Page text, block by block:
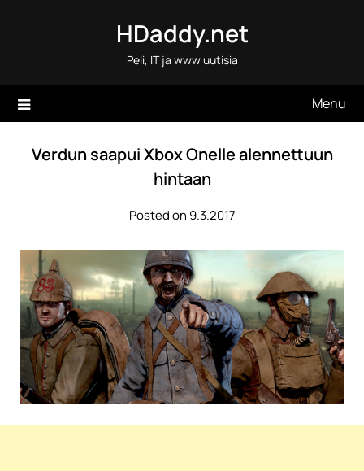
HDaddy.net
Peli, IT ja www uutisia
Menu
Verdun saapui Xbox Onelle alennettuun
hintaan
Posted on 9.3.2017